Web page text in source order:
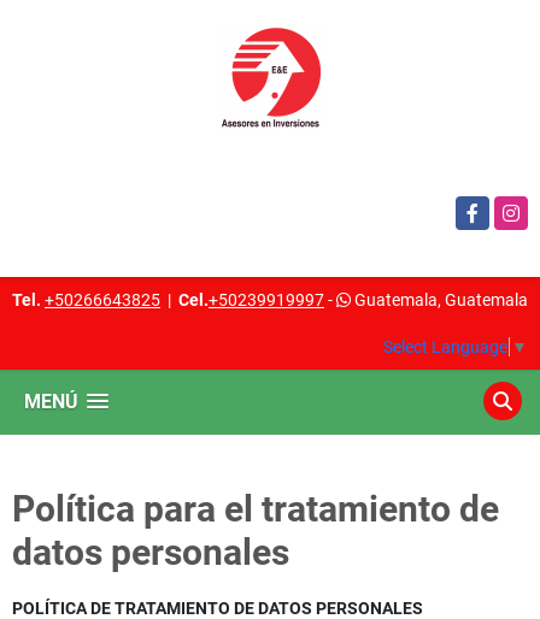
Facebook
Tel. +50266643825 | Cel.+50239919997- Guatemala, Guatemala
Select Language ▼
MENÚ
Política para el tratamiento de
datos personales
POLÍTICA DE TRATAMIENTO DE DATOS PERSONALES